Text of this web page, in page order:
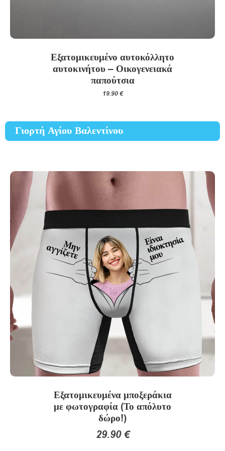
Εξατομικευμένο αυτοκόλλητο
αυτοκινήτου – Οικογενειακά
παπούτσια
19.90€
Γιορτή Αγίου Βαλεντίνου
Εξατομικευμένα μποξεράκια
με φωτογραφία (Το απόλυτο
δώρο!)
29.90€